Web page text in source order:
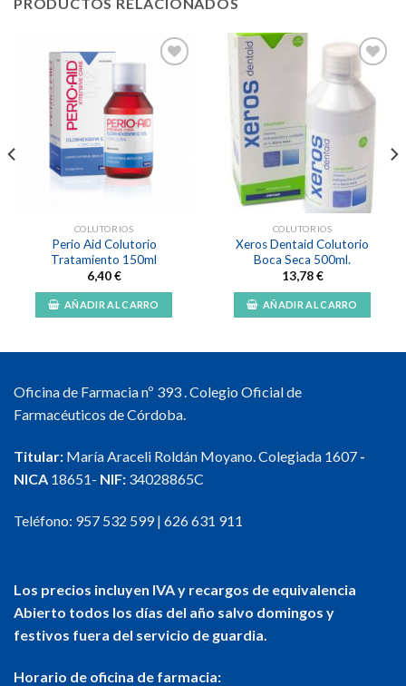
Añadir
COLUTORIOS
Perio Aid Colutorio
Tratamiento 150ml
6,40€
AÑADIR AL CARRO
Añadir
lista de
deseos
COLUTORIOS
Xeros Dentaid Colutorio
Boca Seca 500ml.
13,78€
AÑADIR AL CARRO
Oficina de Farmacia nº 393 . Colegio Oficial de
Farmacéuticos de Córdoba.
Titular: María Araceli Roldán Moyano. Colegiada 1607 -
NICA 18651- NIF: 34028865C
Teléfono: 957 532 599| 626 631 911
Los precios incluyen IVA y recargos de equivalencia
Abierto todos los días del año salvo domingos y
festivos fuera del servicio de guardia.
Horario de oficina de farmacia: